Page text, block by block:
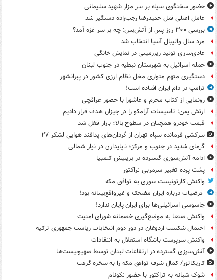
حضور سخنگوی سپاه بر سر مزار شهید سلیمانی
عامل اصلی قتل حمیدرضا رجب‌زاده دستگیر شد
بررسی ۳۰۰ روز پس از آتش‌بس: چه بر سر غزه آمد؟
مرد سال والیبال آسیا انتخاب شد
عادی‌سازی تولید زیرزمینی در نمایش خانگی
حمله اسرائیل به شهرستان نبطیه در جنوب لبنان
دستگیری متهم متواری مخل نظام ارزی کشور در پیرانشهر
ترامپ در دام ایران افتاده است!
رونمایی از کتاب محرم و عاشورا با حضور عراقچی
ارتش یمن: تاسیسات آرامکو را در جیزان هدف قرار دادیم
قیمت خودرو همچنان در سطوح بالا؛ بازار قفل شد
سرکشی فرمانده سپاه تهران از گردان‌های پدافند هوایی لشکر ۲۷
گرمای شدید در جنوب و مرکز؛ ناپایداری در نوار شمالی
ادامه آتش‌سوزی گسترده در بریتیش کلمبیا
پشت پرده تغییر سرمربی تراکتور
واکنش کارتونیست سوری به توافق مکه
فرضیات درباره ایران مضحک و غیرواقع‌بینانه بود!
جاسوسی اسرائیلی‌ها برای ایران پایان ندارد!
واکنش صنعا به موضع‌گیری خصمانه شورای امنیت
احتمال شکست اردوغان در دور دوم انتخابات ریاست جمهوری ترکیه
واکنش سرپرست باشگاه استقلال به انتقادات
آتش‌سوزی گسترده در ارتفاعات لبنان توسط صهیونیست‌ها
کاریکاتور/ کمال شرف توافق مکه را به سخره گرفت
شوک شبانه به تراکتور با حضور نکونام